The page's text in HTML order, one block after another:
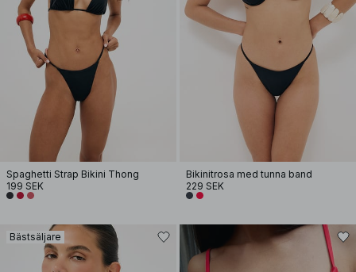
Spaghetti Strap Bikini Thong
199 SEK
Bikinitrosa med tunna band
229 SEK
Bästsäljare